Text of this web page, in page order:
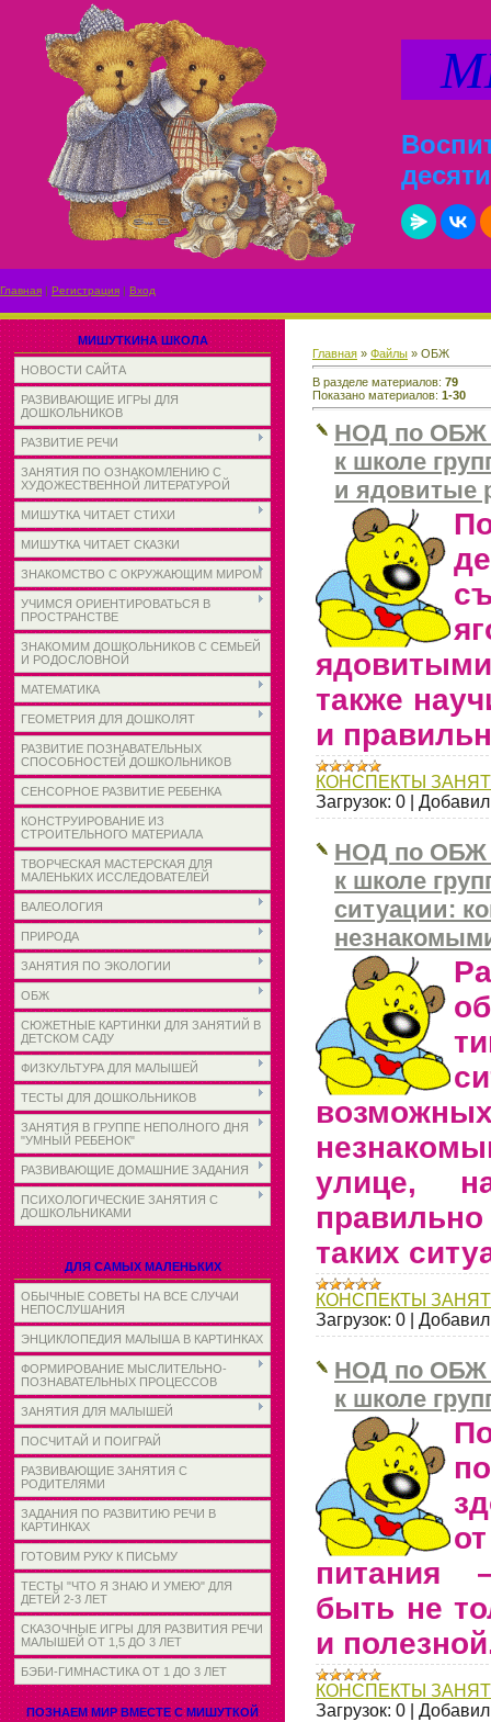
Главная | Регистрация | Вход
МИШУТКИНА ШКОЛА
НОВОСТИ САЙТА
РАЗВИВАЮЩИЕ ИГРЫ ДЛЯ
ДОШКОЛЬНИКОВ
РАЗВИТИЕ РЕЧИ
ЗАНЯТИЯ ПО ОЗНАКОМЛЕНИЮ С
ХУДОЖЕСТВЕННОЙ ЛИТЕРАТУРОЙ
МИШУТКА ЧИТАЕТ СТИХИ
МИШУТКА ЧИТАЕТ СКАЗКИ
ЗНАКОМСТВО С ОКРУЖАЮЩИМ МИРОМ
УЧИМСЯ ОРИЕНТИРОВАТЬСЯ В
ПРОСТРАНСТВЕ
ЗНАКОМИМ ДОШКОЛЬНИКОВ С СЕМЬЕЙ
И РОДОСЛОВНОЙ
МАТЕМАТИКА
ГЕОМЕТРИЯ ДЛЯ ДОШКОЛЯТ
РАЗВИТИЕ ПОЗНАВАТЕЛЬНЫХ
СПОСОБНОСТЕЙ ДОШКОЛЬНИКОВ
СЕНСОРНОЕ РАЗВИТИЕ РЕБЕНКА
КОНСТРУИРОВАНИЕ ИЗ
СТРОИТЕЛЬНОГО МАТЕРИАЛА
ТВОРЧЕСКАЯ МАСТЕРСКАЯ ДЛЯ
МАЛЕНЬКИХ ИССЛЕДОВАТЕЛЕЙ
ВАЛЕОЛОГИЯ
ПРИРОДА
ЗАНЯТИЯ ПО ЭКОЛОГИИ
ОБЖ
СЮЖЕТНЫЕ КАРТИНКИ ДЛЯ ЗАНЯТИЙ В
ДЕТСКОМ САДУ
ФИЗКУЛЬТУРА ДЛЯ МАЛЫШЕЙ
ТЕСТЫ ДЛЯ ДОШКОЛЬНИКОВ
ЗАНЯТИЯ В ГРУППЕ НЕПОЛНОГО ДНЯ
"УМНЫЙ РЕБЕНОК"
РАЗВИВАЮЩИЕ ДОМАШНИЕ ЗАДАНИЯ
ПСИХОЛОГИЧЕСКИЕ ЗАНЯТИЯ С
ДОШКОЛЬНИКАМИ
ДЛЯ САМЫХ МАЛЕНЬКИХ
ОБЫЧНЫЕ СОВЕТЫ НА ВСЕ СЛУЧАИ
НЕПОСЛУШАНИЯ
ЭНЦИКЛОПЕДИЯ МАЛЫША В КАРТИНКАХ
ФОРМИРОВАНИЕ МЫСЛИТЕЛЬНО-
ПОЗНАВАТЕЛЬНЫХ ПРОЦЕССОВ
ЗАНЯТИЯ ДЛЯ МАЛЫШЕЙ
ПОСЧИТАЙ И ПОИГРАЙ
РАЗВИВАЮЩИЕ ЗАНЯТИЯ С
РОДИТЕЛЯМИ
ЗАДАНИЯ ПО РАЗВИТИЮ РЕЧИ В
КАРТИНКАХ
ГОТОВИМ РУКУ К ПИСЬМУ
ТЕСТЫ "ЧТО Я ЗНАЮ И УМЕЮ" ДЛЯ
ДЕТЕЙ 2-3 ЛЕТ
СКАЗОЧНЫЕ ИГРЫ ДЛЯ РАЗВИТИЯ РЕЧИ
МАЛЫШЕЙ ОТ 1,5 ДО 3 ЛЕТ
БЭБИ-ГИМНАСТИКА ОТ 1 ДО 3 ЛЕТ
ПОЗНАЕМ МИР ВМЕСТЕ С МИШУТКОЙ
Главная » Файлы » ОБЖ
В разделе материалов: 79
Показано материалов: 1-30
НОД по ОБЖ
к школе
и ядовитые
также
и
КОНСПЕКТЫ
Загрузок: 0
НОД по ОБЖ
к школе
ситуации:
улице,
таких
КОНСПЕКТЫ
Загрузок: 0
НОД по ОБЖ
к школе
быть не
и
КОНСПЕКТЫ
Загрузок: 0